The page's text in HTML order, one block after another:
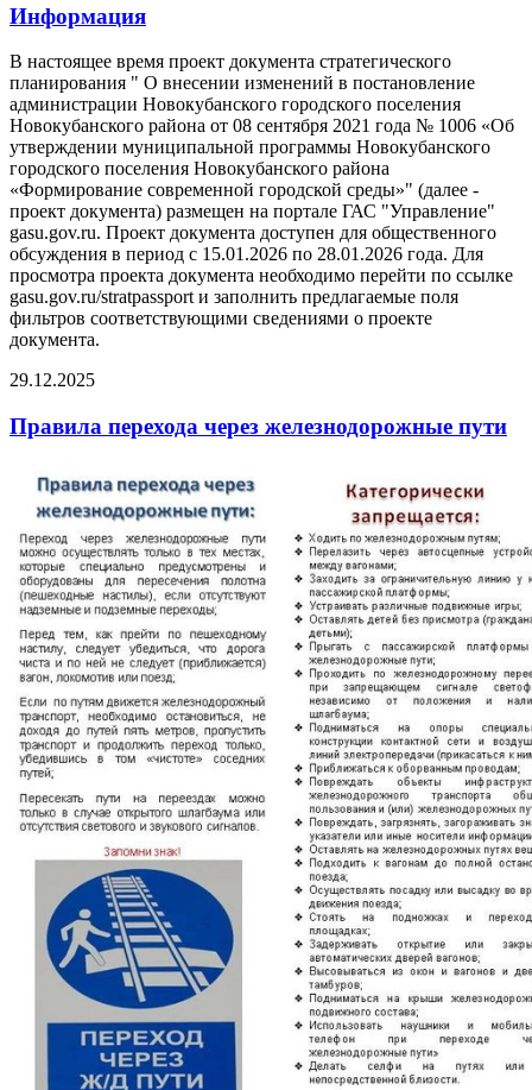
Информация
В настоящее время проект документа стратегического
планирования " О внесении изменений в постановление
администрации Новокубанского городского поселения
Новокубанского района от 08 сентября 2021 года № 1006 «Об
утверждении муниципальной программы Новокубанского
городского поселения Новокубанского района
«Формирование современной городской среды»" (далее -
проект документа) размещен на портале ГАС "Управление"
gasu.gov.ru. Проект документа доступен для общественного
обсуждения в период с 15.01.2026 по 28.01.2026 года. Для
просмотра проекта документа необходимо перейти по ссылке
gasu.gov.ru/stratpassport и заполнить предлагаемые поля
фильтров соответствующими сведениями о проекте
документа.
29.12.2025
Правила перехода через железнодорожные пути